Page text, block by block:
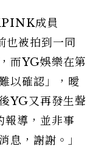
成員
也被拍到一同
而YG娛樂在第
以確認」，曖
YG又再發生聲
報導，並非事
息，謝謝。」